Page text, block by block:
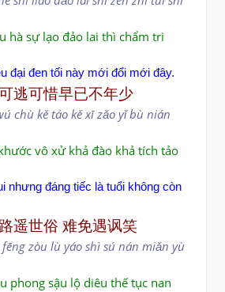
hà sự lạo đảo lai thì chẩm tri
đại đen tối này mới đổi mới đây.
逃可惜早已不年少
chù kě táo kě xī zǎo yǐ bù nián
vô xử khả đào khả tích tảo
nhưng đáng tiếc là tuổi không còn
遥世俗 难免遇讽笑
zòu lù yáo shì sú nán miǎn yù
phong sậu lộ diêu thế tục nan